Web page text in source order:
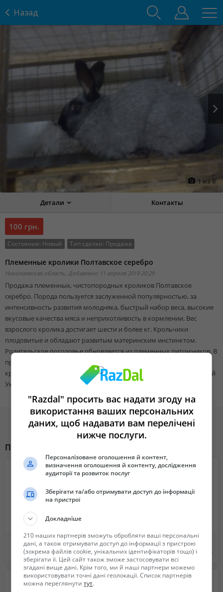
Назад
1 из8
Детали Контакты
100 грн.
Состояние: Новый Тип сделки: Продажа
Племенные кролики Полтавское серебро
Николаевская область, Добавлено 11 апреля 2019 20:29
Продажа племенных, чистопородных кроликов Полтавское
серебро. Порода пользуется заслуженной популярностью, за
интенсивность развития молодняка, быстрый набор веса, высокие
вкусовые качества мяса и неприхотливость в кормлении. Вес
взрослого кролика достигает шести и более кг. Крольчихи
плодовитые и обладают развитым материнским инстинктом.
Родительское поголовье обновляется из племенных питомников. В
продаже мальчики и девочки, от двух месяцев и старше. Все
кролики привитые и пропоенные. Практикуется пересылка по всей
Украине.
Похожие объявления
Продам нутрий
100 грн. 3 500 грн.
"Razdal" просить вас надати згоду на
використання ваших персональних
даних, щоб надавати вам перелічені
нижче послуги.
Персоналізоване оголошення й контент,
визначення оголошення й контенту, дослідження
аудиторії та розвиток послуг
Зберігати та/або отримувати доступ до інформації
на пристрої
Докладніше
210 наших партнерів зможуть обробляти ваші персональні
дані, а також отримувати доступ до інформації з пристрою
(зокрема файлів cookie, унікальних ідентифікаторів тощо) і
зберігати її. Цей сайт також зможе застосовувати всі
згадані вище дані. Крім того, ми й наші партнери можемо
використовувати точні дані геолокації. Список партнерів
можна переглянутитут.